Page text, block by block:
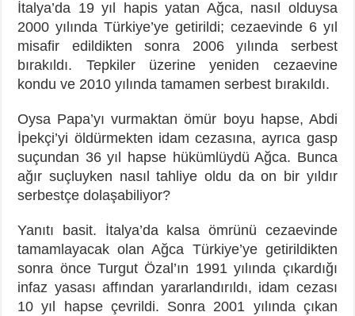
İtalya’da 19 yıl hapis yatan Ağca, nasıl olduysa
2000 yılında Türkiye’ye getirildi; cezaevinde 6 yıl
misafir edildikten sonra 2006 yılında serbest
bırakıldı. Tepkiler üzerine yeniden cezaevine
kondu ve 2010 yılında tamamen serbest bırakıldı.
Oysa Papa’yı vurmaktan ömür boyu hapse, Abdi
İpekçi’yi öldürmekten idam cezasına, ayrıca gasp
suçundan 36 yıl hapse hükümlüydü Ağca. Bunca
ağır suçluyken nasıl tahliye oldu da on bir yıldır
serbestçe dolaşabiliyor?
Yanıtı basit. İtalya’da kalsa ömrünü cezaevinde
tamamlayacak olan Ağca Türkiye’ye getirildikten
sonra önce Turgut Özal’ın 1991 yılında çıkardığı
infaz yasası affından yararlandırıldı, idam cezası
10 yıl hapse çevrildi. Sonra 2001 yılında çıkan